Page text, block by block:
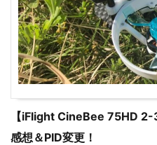
【iFlight CineBee 75HD
感想＆PID変更！